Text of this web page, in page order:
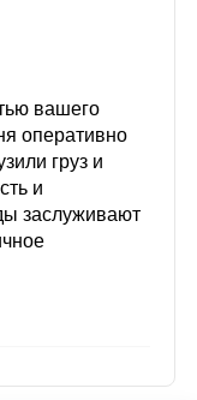
вашего
оперативно
груз и
и
заслуживают